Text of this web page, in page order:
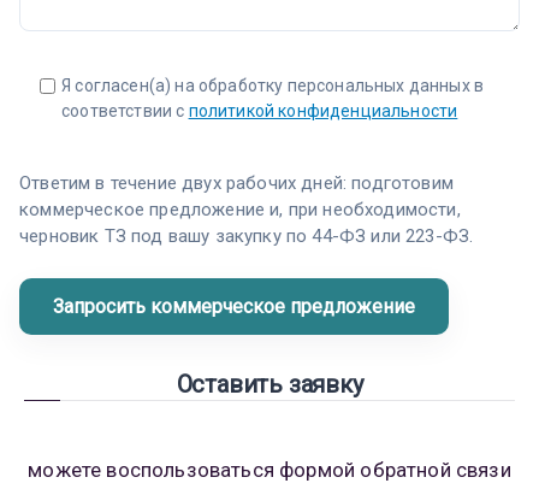
Я согласен(а) на обработку персональных данных в
соответствии с политикой конфиденциальности
Ответим в течение двух рабочих дней: подготовим
коммерческое предложение и, при необходимости,
черновик ТЗ под вашу закупку по 44-ФЗ или 223-ФЗ.
Оставить заявку
можете воспользоваться формой обратной связи